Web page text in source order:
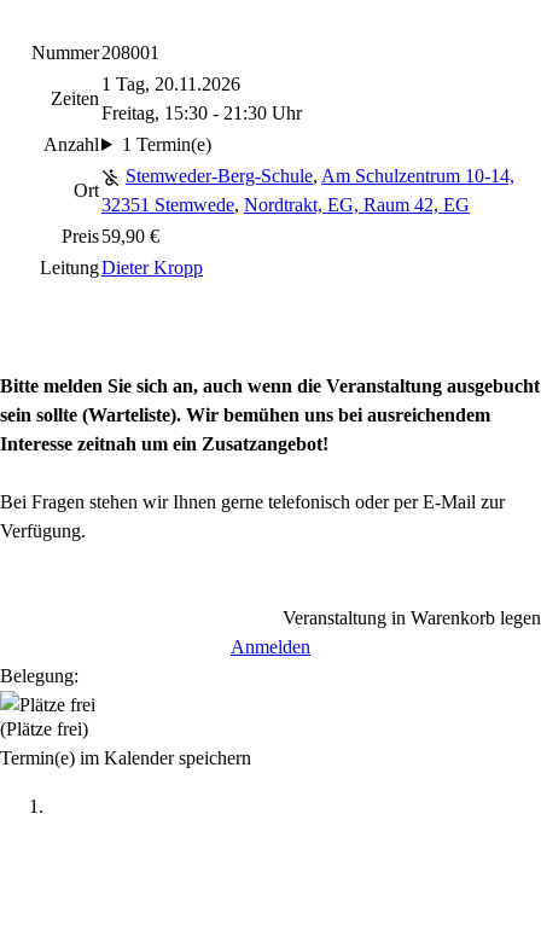
Nummer208001
Zeiten
1 Tag, 20.11.2026
Freitag, 15:30 - 21:30 Uhr
Anzahl
1 Termin(e)
Ort
Stemweder-Berg-Schule, Am Schulzentrum 10-14,
32351 Stemwede, Nordtrakt, EG, Raum 42, EG
Preis59,90 €
LeitungDieter Kropp
Bitte melden Sie sich an, auch wenn die Veranstaltung ausgebucht
sein sollte (Warteliste). Wir bemühen uns bei ausreichendem
Interesse zeitnah um ein Zusatzangebot!
Bei Fragen stehen wir Ihnen gerne telefonisch oder per E-Mail zur
Verfügung.
Veranstaltung in Warenkorb legen
Anmelden
Belegung:
(Plätze frei)
Termin(e) im Kalender speichern